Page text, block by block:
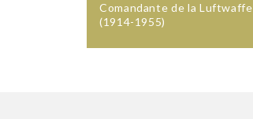
Comandante de la Luftwaffe
(1914-1955)